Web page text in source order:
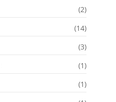
(2)
(14)
(3)
(1)
(1)